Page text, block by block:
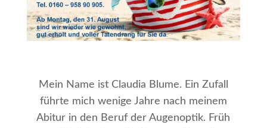
Mein Name ist Claudia Blume. Ein Zufall
führte mich wenige Jahre nach meinem
Abitur in den Beruf der Augenoptik. Früh